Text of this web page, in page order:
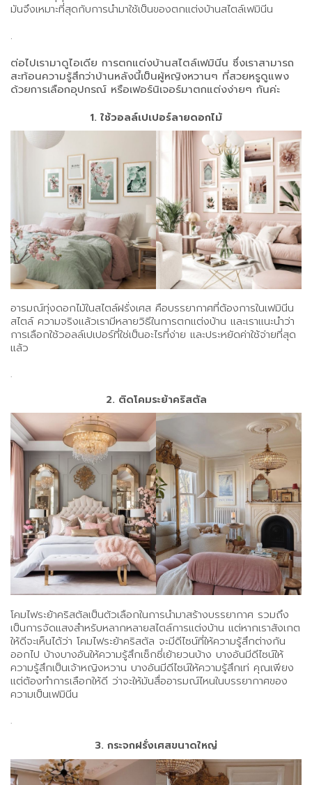
มันจึงเหมาะที่สุดกับการนำมาใช้เป็นของตกแต่งบ้านสไตล์เฟมินีน
.
ต่อไปเรามาดูไอเดีย การตกแต่งบ้านสไตล์เฟมินีน ซึ่งเราสามารถ
สะท้อนความรู้สึกว่าบ้านหลังนี้เป็นผู้หญิงหวานๆ ที่สวยหรูดูแพง
ด้วยการเลือกอุปกรณ์ หรือเฟอร์นิเจอร์มาตกแต่งง่ายๆ กันค่ะ
1. ใช้วอลล์เปเปอร์ลายดอกไม้
อารมณ์ทุ่งดอกไม้ในสไตล์ฝรั่งเศส คือบรรยากาศที่ต้องการในเฟมินีน
สไตล์ ความจริงแล้วเรามีหลายวิธีในการตกแต่งบ้าน และเราแนะนำว่า
การเลือกใช้วอลล์เปเปอร์ที่ใช่เป็นอะไรที่ง่าย และประหยัดค่าใช้จ่ายที่สุด
แล้ว
.
2. ติดโคมระย้าคริสตัล
โคมไฟระย้าคริสตัลเป็นตัวเลือกในการนำมาสร้างบรรยากาศ รวมถึง
เป็นการจัดแสงสำหรับหลากหลายสไตล์การแต่งบ้าน แต่หากเราสังเกต
ให้ดีจะเห็นได้ว่า โคมไฟระย้าคริสตัล จะมีดีไซน์ที่ให้ความรู้สึกต่างกัน
ออกไป บ้างบางอันให้ความรู้สึกเซ็กซี่เย้ายวนบ้าง บางอันมีดีไซน์ให้
ความรู้สึกเป็นเจ้าหญิงหวาน บางอันมีดีไซน์ให้ความรู้สึกเท่ คุณเพียง
แต่ต้องทำการเลือกให้ดี ว่าจะให้มันสื่ออารมณ์ไหนในบรรยากาศของ
ความเป็นเฟมินีน
.
3. กระจกฝรั่งเศสขนาดใหญ่